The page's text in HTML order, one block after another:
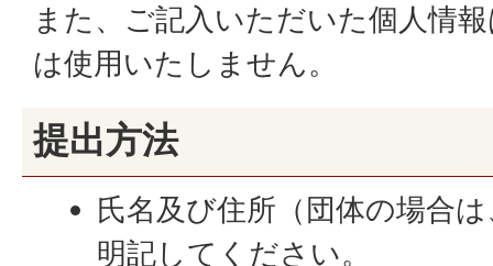
また、ご記入いただいた個人情
は使用いたしません。
提出方法
氏名及び住所（団体の場合
明記してください。